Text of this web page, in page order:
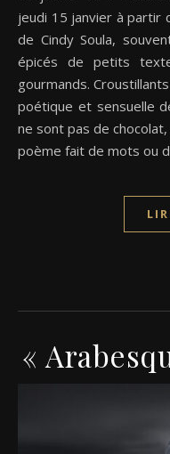
jeudi 15 janvier à partir
de Cindy Soula,
épicés de petits
gourmands.
poétique et sensuelle
ne sont pas de
poème fait de mots ou
«